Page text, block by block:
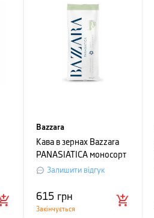
Bazzara
Кава в зернах Bazzara
PANASIATICA моносорт
(100%), 250г
Залишити відгук
615 грн
Закінчується